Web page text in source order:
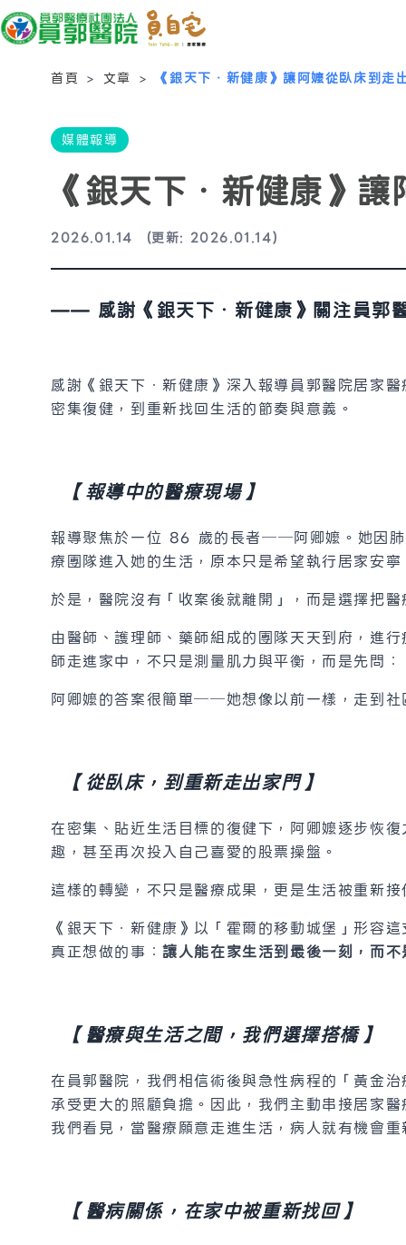
首頁 > 文章 > 《銀天下．新健康》讓阿嬤從臥床到走
媒體報導
《銀天下．新健康》
2026.01.14 (更新: 2026.01.14)
—— 感謝《銀天下．新健康》關注員郭
感謝《銀天下．新健康》深入報導員郭醫院居家
密集復健，到重新找回生活的節奏與意義。
【報導中的醫療現場】
報導聚焦於一位 86 歲的長者──阿卿嬤。她因肺
療團隊進入她的生活，原本只是希望執行居家安
於是，醫院沒有「收案後就離開」，而是選擇把
由醫師、護理師、藥師組成的團隊天天到府，進
師走進家中，不只是測量肌力與平衡，而是先問
阿卿嬤的答案很簡單──她想像以前一樣，走到社
【從臥床，到重新走出家門】
在密集、貼近生活目標的復健下，阿卿嬤逐步恢
趣，甚至再次投入自己喜愛的股票操盤。
這樣的轉變，不只是醫療成果，更是生活被重新
《銀天下．新健康》以「霍爾的移動城堡」形容
真正想做的事：讓人能在家生活到最後一刻，而
【醫療與生活之間，我們選擇搭橋】
在員郭醫院，我們相信術後與急性病程的「黃金
承受更大的照顧負擔。因此，我們主動串接居家
我們看見，當醫療願意走進生活，病人就有機會
【醫病關係，在家中被重新找回】